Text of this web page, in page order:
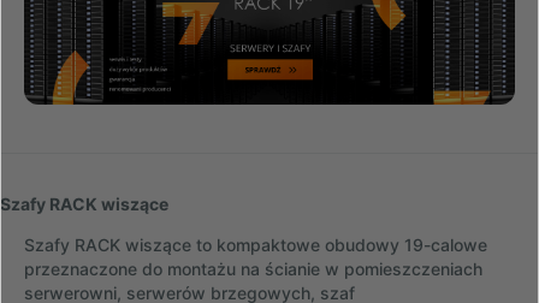
Szafy RACK wiszące
Szafy RACK wiszące to kompaktowe obudowy 19-calowe
przeznaczone do montażu na ścianie w pomieszczeniach
serwerowni, serwerów brzegowych, szaf